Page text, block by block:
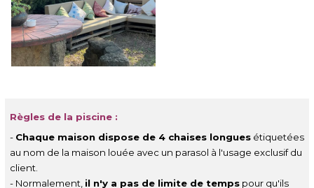
Règles de la piscine :
- Chaque maison dispose de 4 chaises longues étiquetées
au nom de la maison louée avec un parasol à l'usage exclusif du
client.
- Normalement, il n'y a pas de limite de temps pour qu'ils